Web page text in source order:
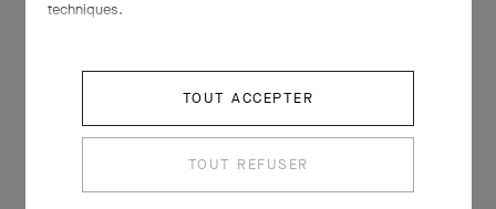
techniques.
TOUT ACCEPTER
TOUT REFUSER